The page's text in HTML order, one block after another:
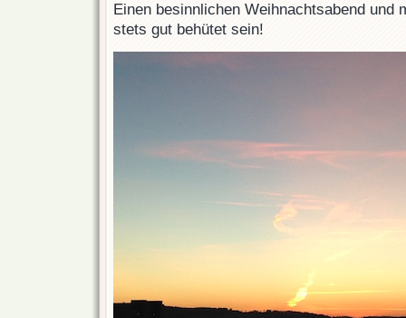
Einen besinnlichen Weihnachtsabend und
stets gut behütet sein!